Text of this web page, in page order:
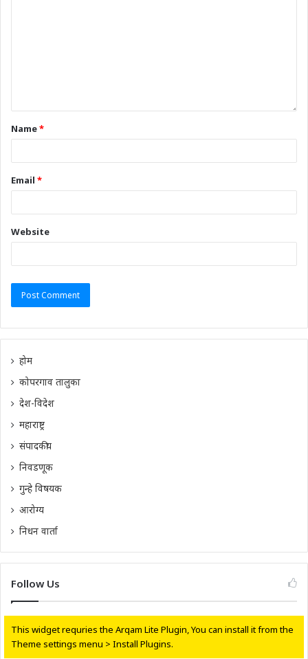
Name*
Email *
Website
होम
कोपरगाव तालुका
देश-विदेश
महाराष्ट्र
संपादकीय
निवडणूक
गुन्हे विषयक
आरोग्य
निधन वार्ता
Follow Us
This widget requries the Arqam Lite Plugin, You can install it from the
Theme settings menu > Install Plugins.